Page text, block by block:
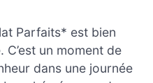
Parfaits* est bien
C’est un moment de
dans une journée